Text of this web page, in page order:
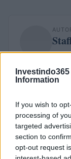
Investindo365
Information
If you wish to
processing of
targeted
section to
opt-out request